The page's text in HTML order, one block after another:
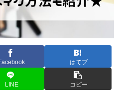
はてブ
LINE コピー